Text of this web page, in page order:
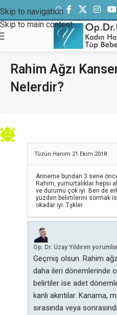
Skip to navigation
Skip to main content
Rahim Ağzı
Nelerdir?
Tüzün Hanım 21 Ekim 2018
Anneme bundan 3 sene
Rahim, yumurtalıklar hepsi
ve durumu çok iyi. Ben de
yüzden belirtilerini sormak
okadar iyi. Tşkler.
Op. Dr. Uzay Yıldırım
Geçmiş olsun. Rahim
daha ileri dönemlerinde
belirtiler ise adet
kanlı akıntılar. Kanama,
sırasında veya